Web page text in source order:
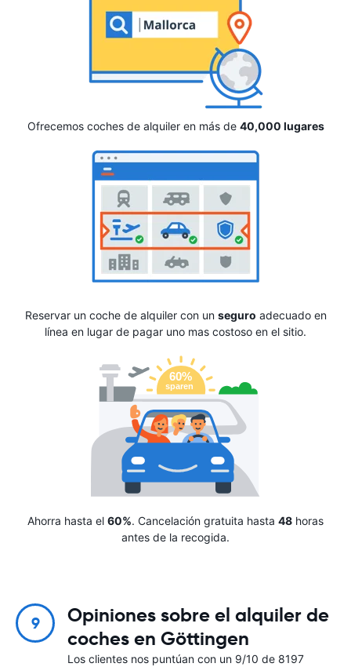
Ofrecemos coches de alquiler en más de 40,000 lugares
Reservar un coche de alquiler con un seguro adecuado en
línea en lugar de pagar uno mas costoso en el sitio.
Ahorra hasta el 60%. Cancelación gratuita hasta 48 horas
antes de la recogida.
9
Opiniones sobre el alquiler de
coches en Göttingen
Los clientes nos puntúan con un 9/10 de 8197